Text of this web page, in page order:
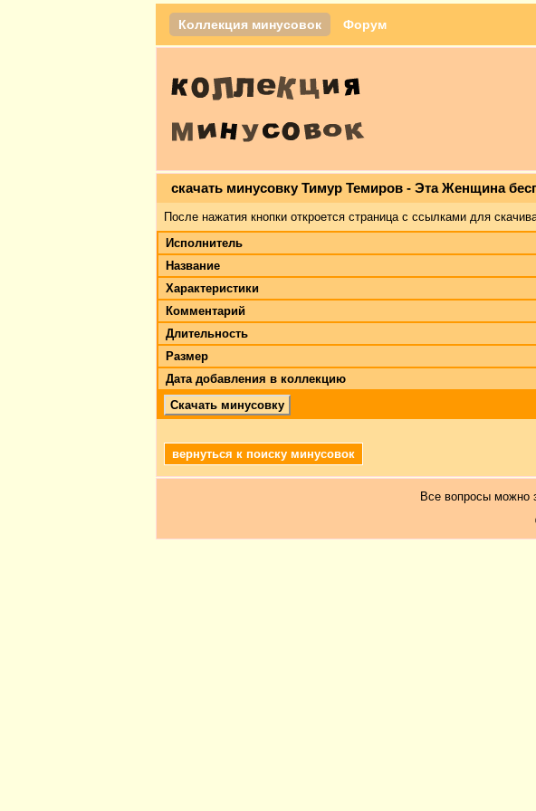
Коллекция минусовок Форум
скачать минусовку Тимур Темиров - Эта Женщина
После нажатия кнопки откроется страница с ссылками для
Исполнитель
Название
Характеристики
Комментарий
Длительность
Размер
Дата добавления в коллекцию
Скачать минусовку
вернуться к поиску минусовок
Все вопросы можно